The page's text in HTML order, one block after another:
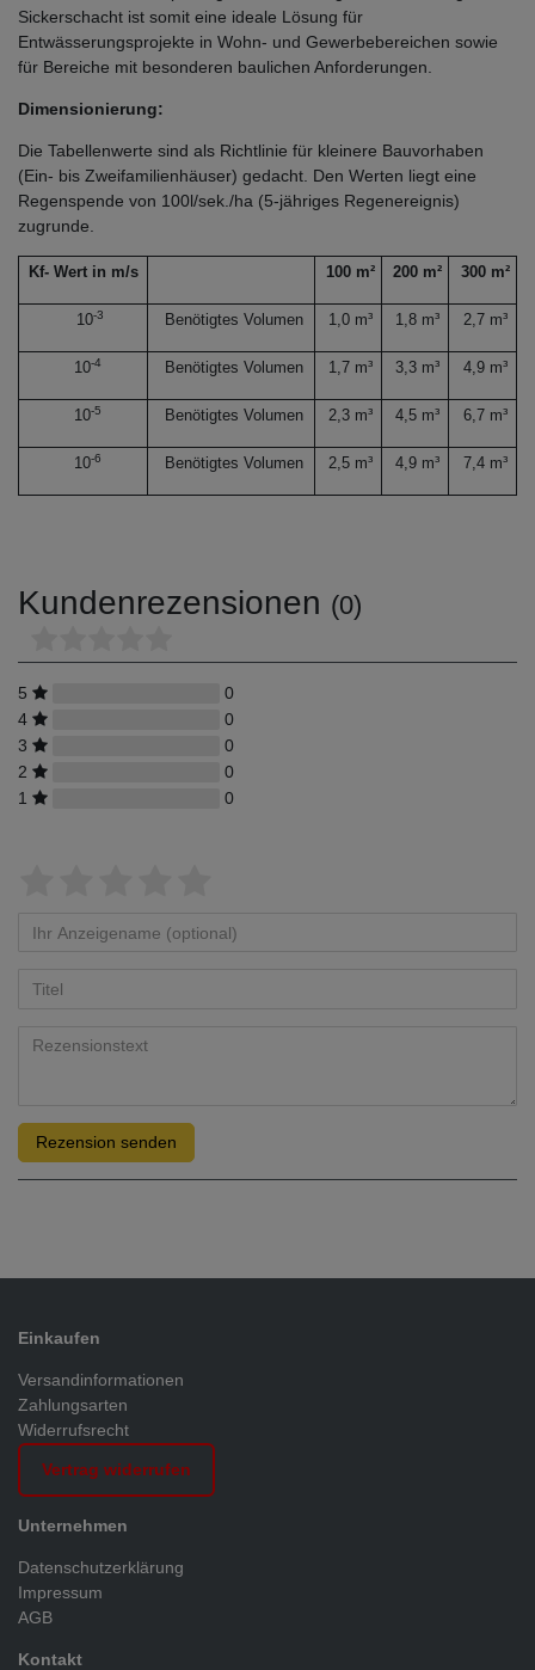
Sickerschacht ist somit eine ideale Lösung für
Entwässerungsprojekte in Wohn- und Gewerbebereichen sowie
für Bereiche mit besonderen baulichen Anforderungen.
Dimensionierung:
Die Tabellenwerte sind als Richtlinie für kleinere Bauvorhaben
(Ein- bis Zweifamilienhäuser) gedacht. Den Werten liegt eine
Regenspende von 100l/sek./ha (5-jähriges Regenereignis)
zugrunde.
Kf- Wert in m/s 100 m² 200 m² 300 m²
10-3 Benötigtes Volumen 1,0 m³ 1,8 m³ 2,7 m³
10-4 Benötigtes Volumen 1,7 m³ 3,3 m³ 4,9 m³
10-5 Benötigtes Volumen 2,3 m³ 4,5 m³ 6,7 m³
10-6 Benötigtes Volumen 2,5 m³ 4,9 m³ 7,4 m³
Kundenrezensionen (0)
5
0
4
0
3
0
2
0
1
0
Rezension senden
Einkaufen
Versandinformationen
Zahlungsarten
Widerrufsrecht
Vertrag widerrufen
Unternehmen
Datenschutzerklärung
Impressum
AGB
Kontakt